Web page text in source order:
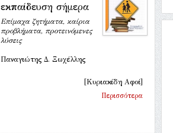
εκπαίδευση σήμερα
Επίμαχα ζητήματα, καίρια
προβλήματα, προτεινόμενες
λύσεις
Παναγιώτης Δ. Ξωχέλλης
[Κυριακίδη Αφοί]
Περισσότερα